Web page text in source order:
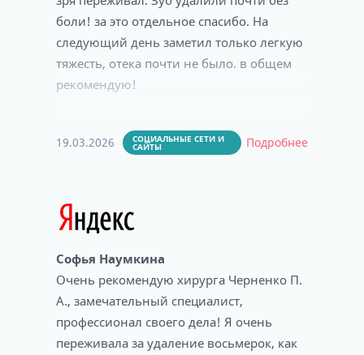
боли! за это отдельное спасибо. На
следующий день заметил только легкую
тяжесть, отека почти не было. в общем
рекомендую!
19.03.2026 СОЦИАЛЬНЫЕ СЕТИ И
САЙТЫ Подробнее
Софья Наумкина
Очень рекомендую хирурга Черненко П.
А., замечательный специалист,
профессионал своего дела! Я очень
переживала за удаление восьмерок, как